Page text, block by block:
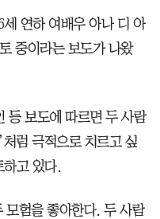
연하 여배우 아나 디 아
중이라는 보도가 나왔
등 보도에 따르면 두 사람
럼 극적으로 치르고 싶
하고 있다.
모험을 좋아한다. 두 사람